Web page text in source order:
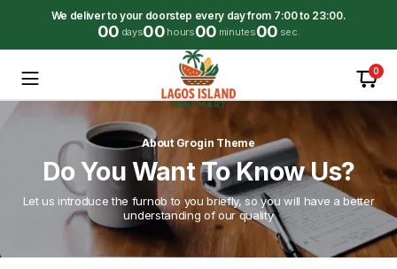
We deliver to your doorstep every day from 7:00 to 23:00.
00 days00 hours00 minutes00 sec.
0
About Grogin Theme
Do You Want To Know Us?
Let us introduce the furnob to you briefly, so you will have a better
understanding of our quality